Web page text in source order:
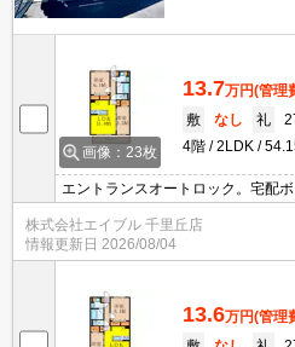
画像：23枚
13.7万円(管理
敷
なし 礼
4階
2LDK
エントランスオートロック。宅配
り。カウンター式システムキッチ
株式会社エイブル 千里丘店
情報更新日 2026/08/04
13.6万円(管理